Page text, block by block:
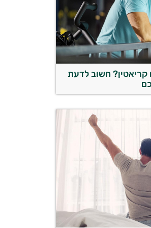
חשוב לדעת